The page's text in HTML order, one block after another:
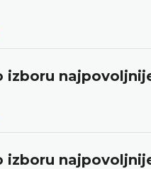
izboru
izboru